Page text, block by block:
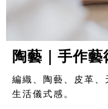
陶藝｜手作藝
編織、陶藝、皮革
生活儀式感。